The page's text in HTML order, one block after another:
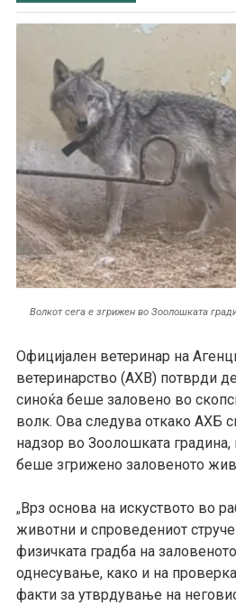
Волкот сега е згрижен во Зоолошката
Официјален ветеринар на
ветеринарство (АХВ) потврди
синоќа беше заловено во
волк. Ова следува откако АХБ
надзор во Зоолошката
беше згрижено заловеното
„Врз основа на искуството во
животни и спроведениот
физичката градба на
однесување, како и на
факти за утврдување на